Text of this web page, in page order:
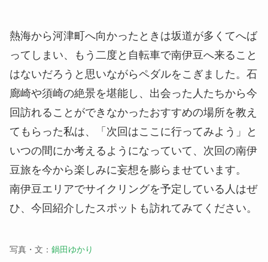
熱海から河津町へ向かったときは坂道が多くてへば
ってしまい、もう二度と自転車で南伊豆へ来ること
はないだろうと思いながらペダルをこぎました。石
廊崎や須崎の絶景を堪能し、出会った人たちから今
回訪れることができなかったおすすめの場所を教え
てもらった私は、「次回はここに行ってみよう」と
いつの間にか考えるようになっていて、次回の南伊
豆旅を今から楽しみに妄想を膨らませています。
南伊豆エリアでサイクリングを予定している人はぜ
ひ、今回紹介したスポットも訪れてみてください。
写真・文： 鍋田ゆかり